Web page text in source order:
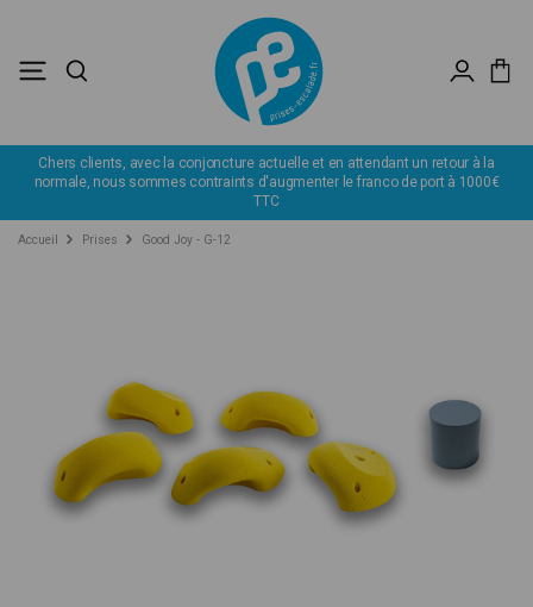
Chers clients, avec la conjoncture actuelle et en attendant un retour à la
normale, nous sommes contraints d'augmenter le franco de port à 1000€
TTC
Accueil Prises Good Joy - G-12